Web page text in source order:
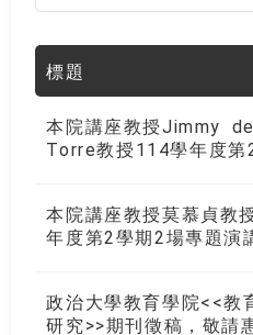
標題
本院講座教授Jimmy
Torre教授114學年度第
本院講座教授莫慕貞教
年度第2學期2場專題演
政治大學教育學院<<教
研究>>期刊徵稿，敬請